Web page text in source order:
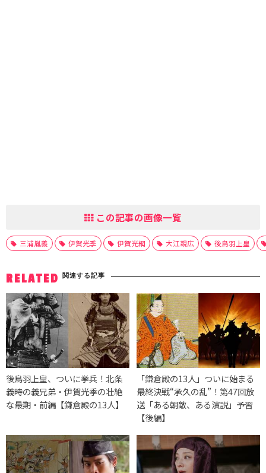
この記事の画像一覧
三浦胤義 伊賀光季 伊賀光綱 大江親広 後鳥羽上皇
RELATED 関連する記事
後鳥羽上皇、ついに挙兵！北条
義時の義兄弟・伊賀光季の壮絶
な最期・前編【鎌倉殿の13人】
「鎌倉殿の13人」ついに始まる
最終決戦“承久の乱”！第47回放
送「ある朝敵、ある演説」予習
【後編】